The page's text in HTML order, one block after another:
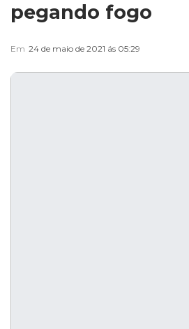
pegando fogo
Em 24 de maio de 2021 ás 05:29